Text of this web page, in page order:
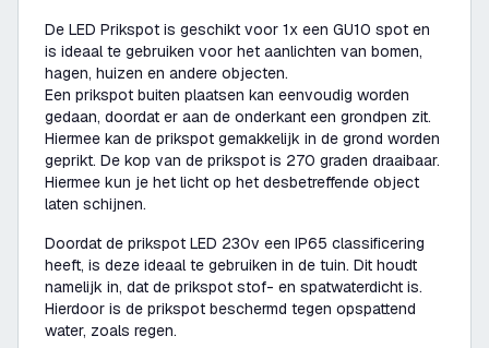
De LED Prikspot is geschikt voor 1x een GU10 spot en
is ideaal te gebruiken voor het aanlichten van bomen,
hagen, huizen en andere objecten.
Een prikspot buiten plaatsen kan eenvoudig worden
gedaan, doordat er aan de onderkant een grondpen zit.
Hiermee kan de prikspot gemakkelijk in de grond worden
geprikt. De kop van de prikspot is 270 graden draaibaar.
Hiermee kun je het licht op het desbetreffende object
laten schijnen.
Doordat de prikspot LED 230v een IP65 classificering
heeft, is deze ideaal te gebruiken in de tuin. Dit houdt
namelijk in, dat de prikspot stof- en spatwaterdicht is.
Hierdoor is de prikspot beschermd tegen opspattend
water, zoals regen.